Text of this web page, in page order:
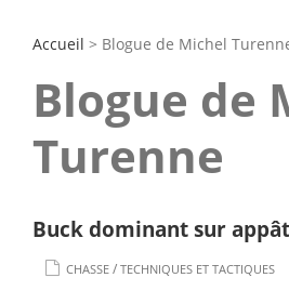
Accueil > Blogue de Michel
Blogue de
Turenne
Buck dominant sur
CHASSE / TECHNIQUES ET TACTIQUES